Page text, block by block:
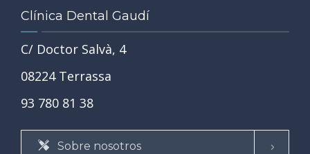
Clínica Dental Gaudí
C/ Doctor Salvà, 4
08224 Terrassa
93 780 81 38
Sobre nosotros